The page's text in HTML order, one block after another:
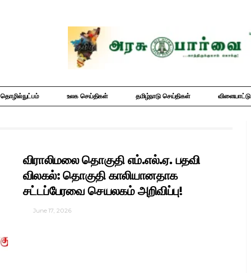
தொழில்நுட்பம் உலக செய்திகள் தமிழ்நாடு செய்திகள் விளையாட்டு
விராலிமலை தொகுதி எம்.எல்.ஏ. பதவி
விலகல்: தொகுதி காலியானதாக
சட்டப்பேரவை செயலகம் அறிவிப்பு!
June 17, 2026